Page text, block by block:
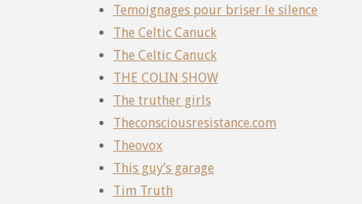
Temoignages pour briser le silence
The Celtic Canuck
The Celtic Canuck
THE COLIN SHOW
The truther girls
Theconsciousresistance.com
Theovox
This guy’s garage
Tim Truth